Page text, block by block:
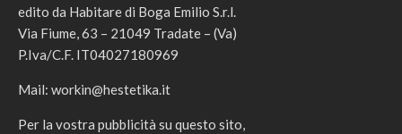
edito da Habitare di Boga Emilio S.r.l.
Via Fiume, 63 – 21049 Tradate – (Va)
P.Iva/C.F. IT04027180969
Mail: workin@hestetika.it
Per la vostra pubblicità su questo sito,